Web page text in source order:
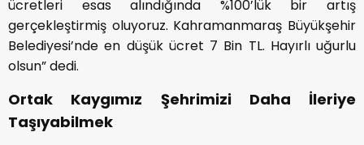
ücretleri esas alındığında %100’lük bir artış
gerçekleştirmiş oluyoruz. Kahramanmaraş Büyükşehir
Belediyesi’nde en düşük ücret 7 Bin TL. Hayırlı uğurlu
olsun” dedi.
Ortak Kaygımız Şehrimizi Daha İleriye
Taşıyabilmek